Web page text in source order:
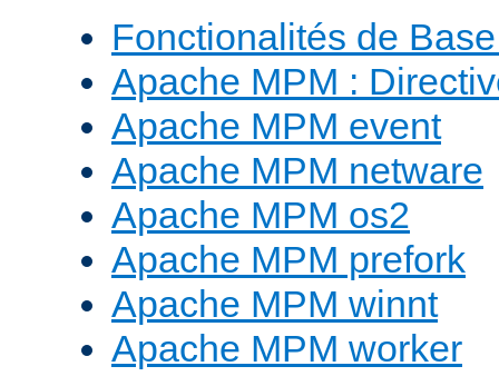
Fonctionalités de
Apache MPM :
Apache MPM event
Apache MPM netware
Apache MPM os2
Apache MPM prefork
Apache MPM winnt
Apache MPM worker